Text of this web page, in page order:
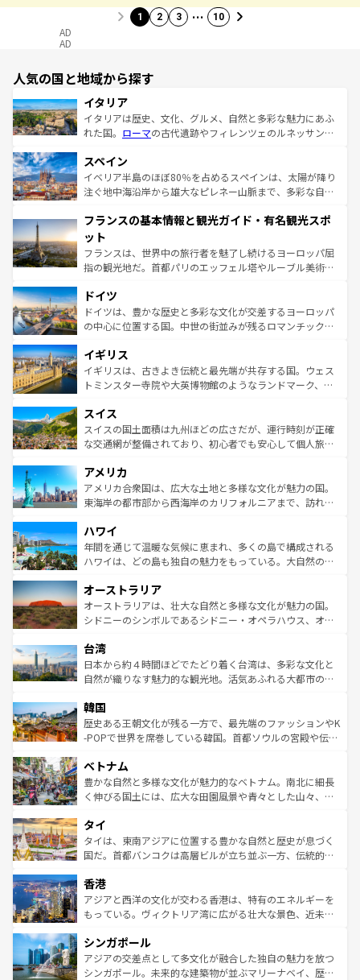
1 2 3 … 10
AD
AD
人気の国と地域から探す
イタリア
イタリアは歴史、文化、グルメ、自然と多彩な魅力にあふ
れた国。 ローマの古代遺跡やフィレンツェのルネッサンス
ろん、トスカーナの美しい田園風景やアマルフィ海岸の絶
景など、自然景観も見逃せない。観光の合間には、本場の
ピザやパスタなど、絶品のイタリア料理を堪能することも
ませてくれるイタリアで、忘れられない旅をしてみよう！
なお、新着のイタリア情報は
しい。
スペイン
イベリア半島のほぼ80％を占めるスペインは、太陽が降り
注ぐ地中海沿岸から雄大なピレネー山脈まで、多彩な自然
文化が根付くこの国では、情熱的なフラメンコ、熱気あふ
れる闘牛、そして美味しいタパスが生活の一部となってい
る。首都マドリードの洗練された雰囲気や、バルセロナの
アートに溢れた街角から、地方では古代ローマ遺跡や中世
せる。地方によって風土や気候が異なるスペインはその個
性で訪れる人を魅了する。 なお、新着のスペイン情報は コ
ンテンツ一覧を参照してほしい。
フランスの基本情報と観光ガイド・有名観光スポ
ット
フランスは、世界中の旅行者を魅了し続けるヨーロッパ屈
指の観光地だ。首都パリのエッフェル塔やルーブル美術館
で、幅広い魅力が詰まっている。華麗な宮殿、歴史的な大
聖堂、美しいビーチ、そして豊かな自然が、訪れる者を心
から魅了する。また、フランスは美食の国としても知ら
いる。シャンパンの発祥地であるランス、プロヴァンスの
香り高いラベンダー畑など、多彩な楽しみ方が可能だ。さ
らに、パリ以外の地域にも魅力が溢れており、どの街角に
れる地方に足を運ぶとそれぞれで全く異なる文化を体験で
きるだろう。 なお、新着のフランス情報はコンテンツ一覧
を参照してほしい。
ドイツ
ドイツは、豊かな歴史と多彩な文化が交差するヨーロッパ
の中心に位置する国。中世の街並みが残るロマンチック街
顔を持つこの国は、どこを歩いても飽きることがない。ベ
ルリンの文化的活気、バイエルン州のアルプスの絶景、そ
してライン川沿いのワイン畑といった風景は必見。ビール
は、お酒好きな人にはぜひ体験してほしい。 なお、新着の
ドイツ情報はコンテンツ一覧を参照してほしい。
イギリス
イギリスは、古きよき伝統と最先端が共存する国。ウェス
トミンスター寺院や大英博物館のようなランドマーク、歴
リアごとに異なる魅力がある。また、優雅なアフタヌーン
ティー、ビール好きにはたまらない英国パブ、サッカー観
戦など、本場だからこそできる体験も豊富。イギリスを旅
ンツ一覧を参照してほしい。
スイス
スイスの国土面積は九州ほどの広さだが、運行時刻が正確
な交通網が整備されており、初心者でも安心して個人旅行
の建物がそのまま残る町や、スイスならではのユニークな
博物館もあり、アルプス観光だけでなく町歩きも満喫する
ことができる。国民の所得が高いため物価も高いが、旅行
ば市内交通費無料で観光を楽しむこともできる。 なお、新
着のスイス情報はコンテンツ一覧 を参照してほしい。
アメリカ
アメリカ合衆国は、広大な土地と多様な文化が魅力の国。
東海岸の都市部から西海岸のカリフォルニアまで、訪れる
のような巨大都市は、観光、ショッピング、エンターテイ
ンメントが詰まった刺激的なスポットだ。一方、アメリカ
西部には大自然が広がり、グランドキャニオンやイエロー
部のニューオーリンズでは、音楽と美食が融合した独特の
文化が魅力。旅行者はアメリカの各地域で異なる魅力を楽
しみながら、その多様性と豊かな歴史を感じることができ
ならではの贅沢な旅のスタイルだ。 なお、新着のアメリカ
情報はコンテンツ一覧を参照してほしい。
ハワイ
年間を通じて温暖な気候に恵まれ、多くの島で構成される
ハワイは、どの島も独自の魅力をもっている。大自然の神
ワイ島は見逃せない。また、定番の観光地といえばオアフ
島だが、静かな自然を求めるならマウイ島やカウアイ島が
おすすめ。エメラルドグリーンに輝く海をはじめ、豊かな
れるおもてなしの心で訪れる人々を迎えてくれるハワイの
人々、おいしいローカルフードやハワイアンミュージッ
ク、伝統的なフラダンスなど、すべてがハワイの魅力を彩
ワイを、存分に味わってほしい。 なお、新着のハワイ情報
はコンテンツ一覧を参照してほしい。
オーストラリア
オーストラリアは、壮大な自然と多様な文化が魅力の国。
シドニーのシンボルであるシドニー・オペラハウス、オー
リアリーフや大陸中央部にそびえるウルル（エアーズロッ
ク）、タスマニアの美しい原生林やケアンズの熱帯雨林な
ど、見どころがたくさん。また、カフェやワイン、オージ
いる。アクティビティも充実しており、サーフィンやダイ
ビング、ハイキングなど、アウトドア好きにはたまらな
い。オーストラリアの多彩な魅力を存分に味わいつくそ
参照してほしい。
台湾
日本から約４時間ほどでたどり着く台湾は、多彩な文化と
自然が織りなす魅力的な観光地。活気あふれる大都市の台
ン）、静ひつな山岳地帯である台湾東部など、都市の喧騒
と山間の静けさが共存しており、訪れる人に新しい発見と
驚きをもたらしてくれる。また、奥深い台湾の食文化も魅
容にもいいと評判のスイーツなど、バラエティ豊かな料理
が味わえる。 なお、新着の台湾情報は コンテンツ一覧を参
照してほしい。
韓国
歴史ある王朝文化が残る一方で、最先端のファッションやK
-POPで世界を席巻している韓国。首都ソウルの宮殿や伝統
き、地方に足を延ばせば四季折々の自然美を楽しむことが
できる。そして、キムチや焼肉、絶品のストリートフード
まで、さまざまな韓国料理が待っている。夜には、韓国な
リティに包まれながら、韓国の多彩な魅力を心ゆくまで味
わってみてほしい。 なお、新着の韓国情報はコンテンツ一
覧を参照してほしい。
ベトナム
豊かな自然と多様な文化が魅力的なベトナム。南北に細長
く伸びる国土には、広大な田園風景や青々とした山々、世
急速な発展と共に伝統が息づく。ハノイの古い町並みやホ
ーチミン市のフランス統治時代の建物も、独特の雰囲気を
醸し出している。また、バラエティの豊かさとおいしさで
とつ。フォーやバインミー、ベトナムコーヒーなどは、ぜ
ひ現地で味わいたい。どの地域を訪れてもあたたかい人々
が旅行者を迎えてくれるので、きっと忘れられない旅にな
参照してほしい。
タイ
タイは、東南アジアに位置する豊かな自然と歴史が息づく
国だ。首都バンコクは高層ビルが立ち並ぶ一方、伝統的な
の活気が交差している。北部ではチェンマイなどの山岳地
帯で自然と触れ合い、南部ではプーケットやクラビの美し
いビーチでリゾート気分を楽しむことができる。タイ料理
激する。気候は一年中温暖で、どの季節にも異なる楽しみ
が待っている。親しみやすいタイの人々、仏教を中心とし
た文化、そして多様な観光資源が、訪れる旅人を魅了し続
香港
アジアと西洋の文化が交わる香港は、特有のエネルギーを
もっている。ヴィクトリア湾に広がる壮大な景色、近未来
み、どこを訪れても感動するはず。観光スポットが密集し
ており、効率よく見どころを回れるのも魅力。息をのむよ
うな絶景から文化的な体験まで、香港を存分に楽しみ尽く
シンガポール
アジアの交差点として多文化が融合した独自の魅力を放つ
シンガポール。未来的な建築物が並ぶマリーナベイ、歴史